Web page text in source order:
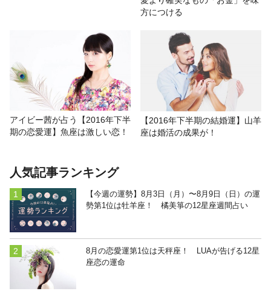
方につける
アイビー茜が占う【2016年下半
期の恋愛運】魚座は激しい恋！
【2016年下半期の結婚運】山羊
座は婚活の成果が！
人気記事ランキング
【今週の運勢】8月3日（月）〜8月9日（日）の運
勢第1位は牡羊座！ 橘美箏の12星座週間占い
8月の恋愛運第1位は天秤座！ LUAが告げる12星
座恋の運命